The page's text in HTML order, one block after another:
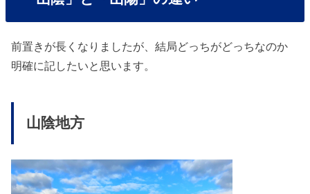
前置きが長くなりましたが、結局どっちがどっちなのか
明確に記したいと思います。
山陰地方